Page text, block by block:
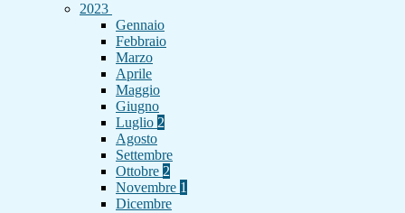
2023
Gennaio
Febbraio
Marzo
Aprile
Maggio
Giugno
Luglio 2
Agosto
Settembre
Ottobre 2
Novembre 1
Dicembre